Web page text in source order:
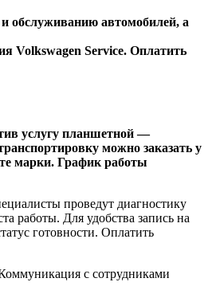
обслуживанию автомобилей, а
Volkswagen Service. Оплатить
услугу планшетной —
можно заказать у
марки. График работы
проведут диагностику
работы. Для удобства запись на
готовности. Оплатить
с сотрудниками